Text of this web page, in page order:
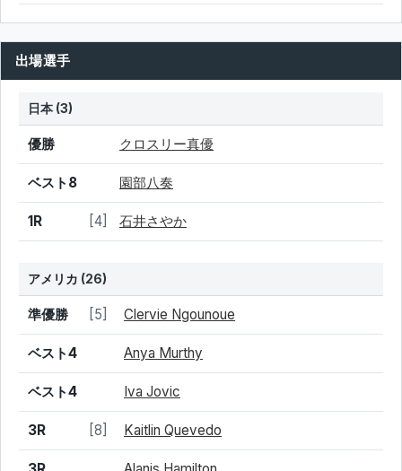
出場選手
日本 (3)
結果 選手名
優勝 クロスリー真優
ベスト8 園部八奏
1R [4] 石井さやか
アメリカ (26)
結果 シード 選手名
準優勝 [5] Clervie Ngounoue
ベスト4 Anya Murthy
ベスト4 Iva Jovic
3R [8] Kaitlin Quevedo